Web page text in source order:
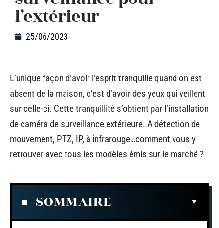
l’extérieur
25/06/2023
L’unique façon d’avoir l’esprit tranquille quand on est
absent de la maison, c’est d’avoir des yeux qui veillent
sur celle-ci. Cette tranquillité s’obtient par l’installation
de caméra de surveillance extérieure. A détection de
mouvement, PTZ, IP, à infrarouge…comment vous y
retrouver avec tous les modèles émis sur le marché ?
SOMMAIRE